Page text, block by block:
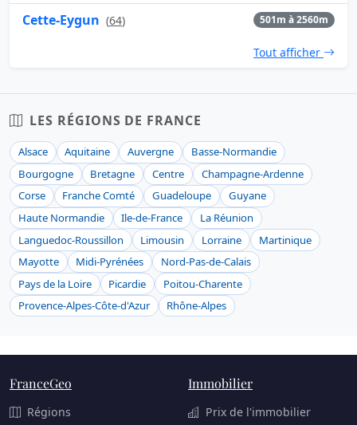
Cette-Eygun (64) 501m à 2560m
Tout afficher
LES RÉGIONS DE FRANCE
Alsace Aquitaine Auvergne
Basse-Normandie
Bourgogne
Bretagne Centre
Champagne-Ardenne
Corse
Franche Comté Guadeloupe
Guyane
Haute Normandie
Ile-de-France
La Réunion
Languedoc-Roussillon
Limousin Lorraine
Martinique
Mayotte
Midi-Pyrénées
Nord-Pas-de-Calais
Pays de la Loire
Picardie
Poitou-Charente
Provence-Alpes-Côte-d'Azur
Rhône-Alpes
FranceGeo
Régions
Immobilier
Prix de l'immobilier